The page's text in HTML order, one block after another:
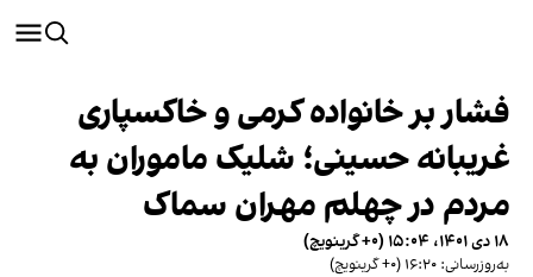
فشار بر خانواده کرمی و خاکسپاری
غریبانه حسینی؛ شلیک ماموران به
مردم در چهلم مهران سماک
۱۸ دی ۱۴۰۱، ۱۵:۰۴ (‎+۰ گرینویچ)
به‌روزرسانی: ۱۶:۲۰ (‎+۰ گرینویچ)